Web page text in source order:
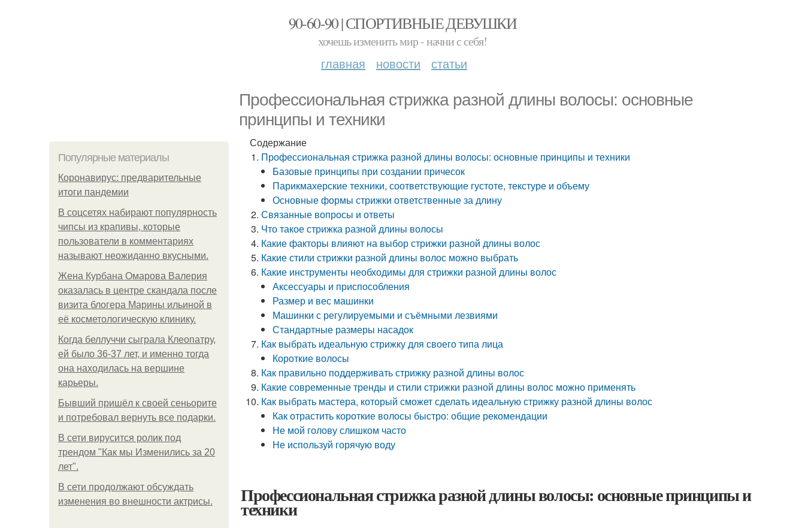
90-60-90 | СПОРТИВНЫЕ ДЕВУШКИ
хочешь изменить мир - начни с себя!
главная новости статьи
Профессиональная стрижка разной длины волосы: основные
принципы и техники
Популярные материалы
Коронавирус: предварительные
итоги пандемии
В соцсетях набирают популярность
чипсы из крапивы, которые
пользователи в комментариях
называют неожиданно вкусными.
Жена Курбана Омарова Валерия
оказалась в центре скандала после
визита блогера Марины ильиной в
её косметологическую клинику.
Когда беллуччи сыграла Клеопатру,
ей было 36-37 лет, и именно тогда
она находилась на вершине
карьеры.
Бывший пришёл к своей сеньорите
и потребовал вернуть все подарки.
В сети вирусится ролик под
трендом "Как мы Изменились за 20
лет".
В сети продолжают обсуждать
изменения во внешности актрисы.
Содержание
Профессиональная стрижка разной длины волосы: основные принципы и техники
Базовые принципы при создании причесок
Парикмахерские техники, соответствующие густоте, текстуре и объему
Основные формы стрижки ответственные за длину
Связанные вопросы и ответы
Что такое стрижка разной длины волосы
Какие факторы влияют на выбор стрижки разной длины волос
Какие стили стрижки разной длины волос можно выбрать
Какие инструменты необходимы для стрижки разной длины волос
Аксессуары и приспособления
Размер и вес машинки
Машинки с регулируемыми и съёмными лезвиями
Стандартные размеры насадок
Как выбрать идеальную стрижку для своего типа лица
Короткие волосы
Как правильно поддерживать стрижку разной длины волос
Какие современные тренды и стили стрижки разной длины волос можно применять
Как выбрать мастера, который сможет сделать идеальную стрижку разной длины волос
Как отрастить короткие волосы быстро: общие рекомендации
Не мой голову слишком часто
Не используй горячую воду
Профессиональная стрижка разной длины волосы: основные принципы и
техники